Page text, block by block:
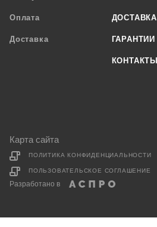
Оплата
Доставка
ДОСТАВКА
ГАРАНТИИ
КОНТАКТЫ
Карта сайта
ПОЛИТИКА КОНФИДЕНЦИАЛЬНОСТИ
ПОЛЬЗОВАТЕЛЬСКОЕ СОГЛАШЕНИЕ
Разработано в